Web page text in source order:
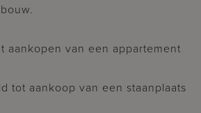
aankopen van een appartement
tot aankoop van een staanplaats